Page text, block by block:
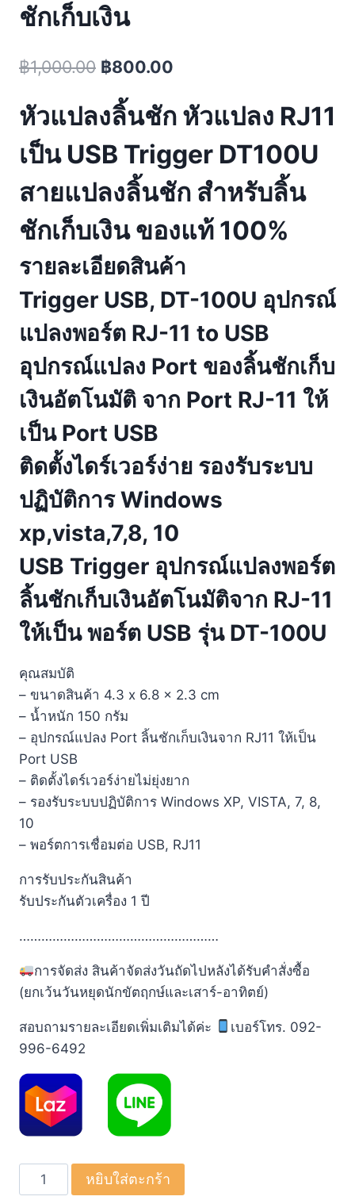
ชักเก็บเงิน
฿1,000.00 Original
price
was:
฿1,000.00.
฿800.00
is:
฿800.00.
หัวแปลงลิ้นชัก หัวแปลง RJ11
เป็น USB Trigger DT100U
สายแปลงลิ้นชัก สำหรับลิ้น
ชักเก็บเงิน ของแท้ 100%
รายละเอียดสินค้า
Trigger USB, DT-100U อุปกรณ์
แปลงพอร์ต RJ-11 to USB
อุปกรณ์แปลง Port ของลิ้นชักเก็บ
เงินอัตโนมัติ จาก Port RJ-11 ให้
เป็น Port USB
ติดตั้งไดร์เวอร์ง่าย รองรับระบบ
ปฏิบัติการ Windows
xp,vista,7,8, 10
USB Trigger อุปกรณ์แปลงพอร์ต
ลิ้นชักเก็บเงินอัตโนมัติจาก RJ-11
ให้เป็น พอร์ต USB รุ่น DT-100U
คุณสมบัติ
– ขนาดสินค้า 4.3 x 6.8 x 2.3 cm
– น้ำหนัก 150 กรัม
– อุปกรณ์แปลง Port ลิ้นชักเก็บเงินจาก RJ11 ให้เป็น
Port USB
– ติดตั้งไดร์เวอร์ง่ายไม่ยุ่งยาก
– รองรับระบบปฏิบัติการ Windows XP, VISTA, 7, 8,
10
– พอร์ตการเชื่อมต่อ USB, RJ11
การรับประกันสินค้า
รับประกันตัวเครื่อง 1 ปี
………………………………………………
การจัดส่ง สินค้าจัดส่งวันถัดไปหลังได้รับคำสั่งซื้อ
(ยกเว้นวันหยุดนักขัตฤกษ์และเสาร์-อาทิตย์)
สอบถามรายละเอียดเพิ่มเติมได้ค่ะ
เบอร์โทร. 092-
996-6492
จำนวน
หัว
หยิบใส่ตะกร้า